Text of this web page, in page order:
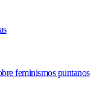
feminismos puntanos